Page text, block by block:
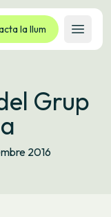
la llum
Obrir
Grup
2016